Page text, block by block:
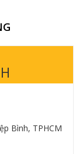
Bình, TPHCM